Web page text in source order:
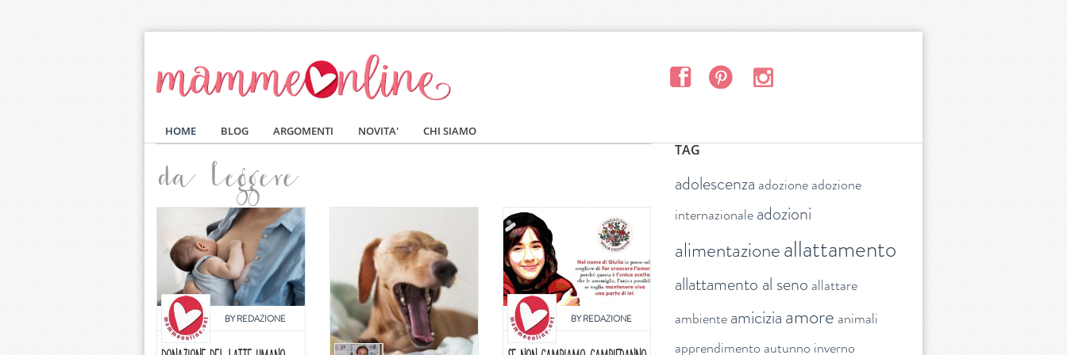
HOME BLOG ARGOMENTI NOVITA' CHI SIAMO
da leggere
BYREDAZIONE BYREDAZIONE
TAG
adolescenza adozioneadozione
internazionaleadozioni
alimentazioneallattamento
allattamento al seno allattare
ambienteamiciziaamore animali
apprendimento autunno inverno